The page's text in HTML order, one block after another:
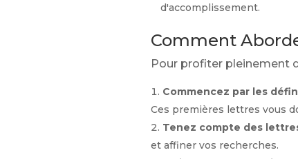
d'accomplissement.
Comment
Pour profiter pleinement
Commencez par les
Ces premières lettres vous
Tenez compte des
et affiner vos recherches.